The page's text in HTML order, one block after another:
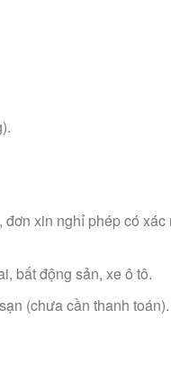
xin nghỉ phép có xác
bất động sản, xe ô tô.
(chưa cần thanh toán).